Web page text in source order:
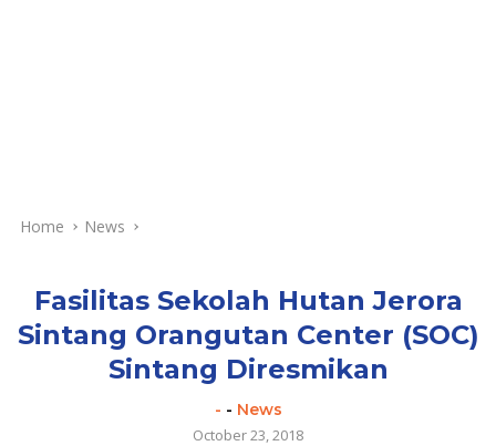
Home News
Fasilitas Sekolah Hutan Jerora
Sintang Orangutan Center (SOC)
Sintang Diresmikan
- - News
October 23, 2018